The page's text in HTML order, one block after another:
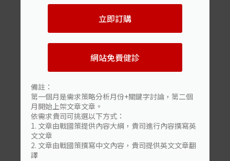
立即訂購
網站免費健診
備註：
第一個月是需求策略分析月份+關鍵字討論，第二個
月開始上架文章文章。
依需求貴司可挑選以下方式：
1. 文章由戰國策提供內容大綱，貴司進行內容撰寫英
文文章
2. 文章由戰國策撰寫中文內容，貴司提供英文文章翻
譯